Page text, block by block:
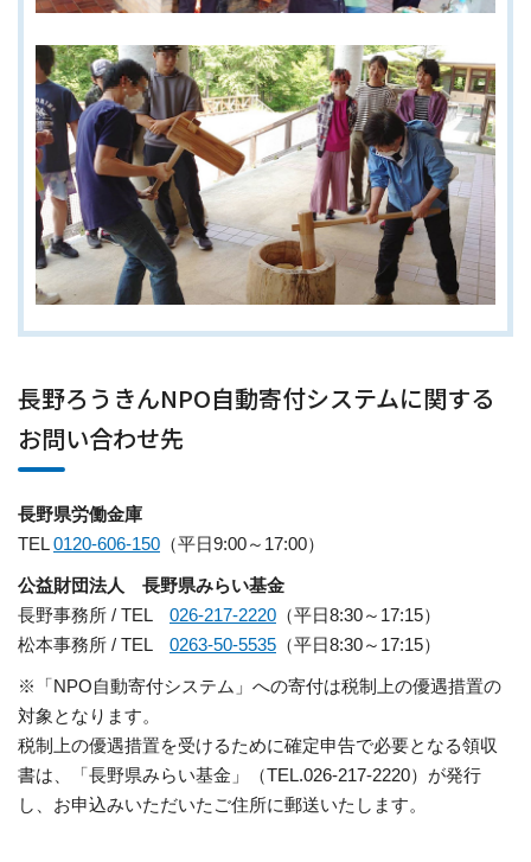
長野ろうきんNPO自動寄付システムに関する
お問い合わせ先
長野県労働金庫
TEL0120-606-150 （平日9:00～17:00）
公益財団法人 長野県みらい基金
長野事務所 / TEL 026-217-2220 （平日8:30～17:15）
松本事務所 / TEL 0263-50-5535 （平日8:30～17:15）
※「NPO自動寄付システム」への寄付は税制上の優遇措置の
対象となります。
税制上の優遇措置を受けるために確定申告で必要となる領収
書は、「長野県みらい基金」（TEL.026-217-2220）が発行
し、お申込みいただいたご住所に郵送いたします。